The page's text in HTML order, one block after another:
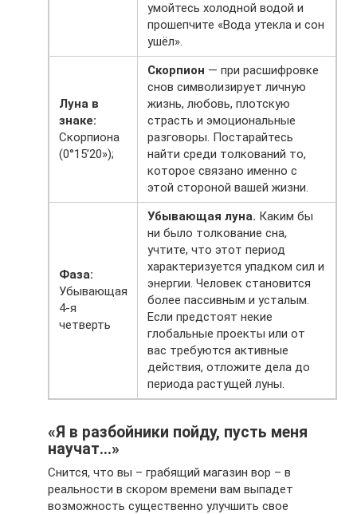
умойтесь холодной водой и
прошепчите «Вода утекла и сон
ушёл».
Луна в
знаке:
Скорпиона
(0°15’20»);
Скорпион — при расшифровке
снов символизирует личную
жизнь, любовь, плотскую
страсть и эмоциональные
разговоры. Постарайтесь
найти среди толкований то,
которое связано именно с
этой стороной вашей жизни.
Фаза:
Убывающая
4-я
четверть
Убывающая луна. Каким бы
ни было толкование сна,
учтите, что этот период
характеризуется упадком сил и
энергии. Человек становится
более пассивным и усталым.
Если предстоят некие
глобальные проекты или от
вас требуются активные
действия, отложите дела до
периода растущей луны.
«Я в разбойники пойду, пусть меня
научат…»
Снится, что вы – грабящий магазин вор – в
реальности в скором времени вам выпадет
возможность существенно улучшить свое